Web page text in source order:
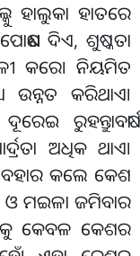
ହାଲୁକା ହାତରେ
ପୋଷଣ ଦିଏ, ଶୁଷ୍କତା
କରେ। ନିୟମିତ
ଉନ୍ନତ କରିଥାଏ।
ରୁହନ୍ତୁାବର୍ଷା
ଅଧିକ ଥାଏ।
କଲେ କେଶ
ଓ ମଇଳା ଜମିବାର
କେବଳ କେଶର